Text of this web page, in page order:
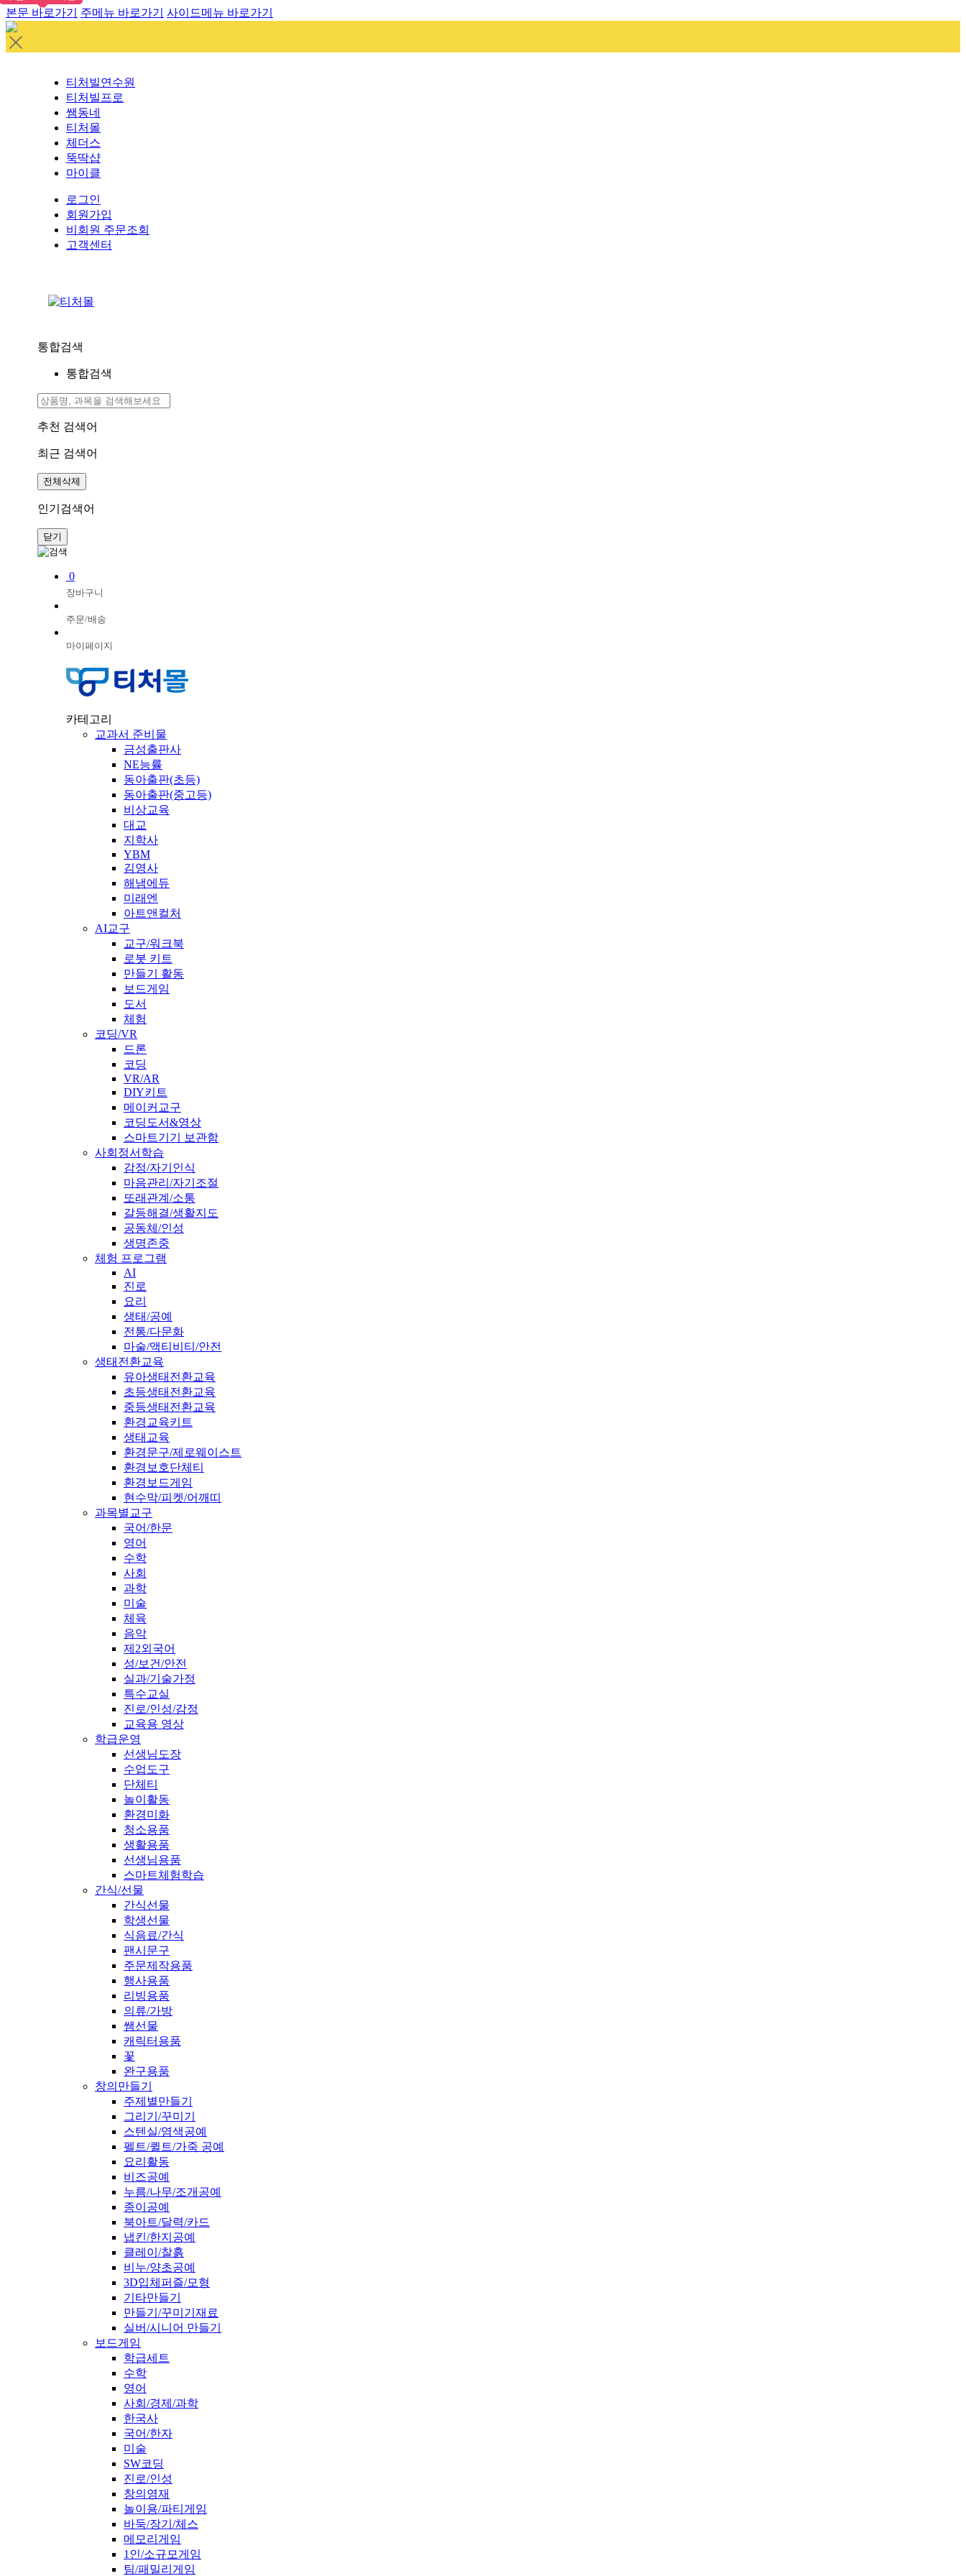
본문 바로가기 주메뉴 바로가기 사이드메뉴 바로가기
티처빌연수원
티처빌프로
쌤동네
티처몰
체더스
뚝딱샵
마이클
로그인
회원가입
비회원 주문조회
고객센터
통합검색
통합검색
추천 검색어
최근 검색어
전체삭제
인기검색어
닫기
0
장바구니
주문/배송
마이페이지
카테고리
교과서 준비물
금성출판사
NE능률
동아출판(초등)
동아출판(중고등)
비상교육
대교
지학사
YBM
김영사
해냄에듀
미래엔
아트앤컬처
AI교구
교구/워크북
로봇 키트
만들기 활동
보드게임
도서
체험
코딩/VR
드론
코딩
VR/AR
DIY키트
메이커교구
코딩도서&영상
스마트기기 보관함
사회정서학습
감정/자기인식
마음관리/자기조절
또래관계/소통
갈등해결/생활지도
공동체/인성
생명존중
체험 프로그램
AI
진로
요리
생태/공예
전통/다문화
마술/액티비티/안전
생태전환교육
유아생태전환교육
초등생태전환교육
중등생태전환교육
환경교육키트
생태교육
환경문구/제로웨이스트
환경보호단체티
환경보드게임
현수막/피켓/어깨띠
과목별교구
국어/한문
영어
수학
사회
과학
미술
체육
음악
제2외국어
성/보건/안전
실과/기술가정
특수교실
진로/인성/감정
교육용 영상
학급운영
선생님도장
수업도구
단체티
놀이활동
환경미화
청소용품
생활용품
선생님용품
스마트체험학습
간식/선물
간식선물
학생선물
식음료/간식
팬시문구
주문제작용품
행사용품
리빙용품
의류/가방
쌤선물
캐릭터용품
꽃
완구용품
창의만들기
주제별만들기
그리기/꾸미기
스텐실/염색공예
펠트/퀼트/가죽 공예
요리활동
비즈공예
누름/나무/조개공예
종이공예
북아트/달력/카드
냅킨/한지공예
클레이/찰흙
비누/양초공예
3D입체퍼즐/모형
기타만들기
만들기/꾸미기재료
실버/시니어 만들기
보드게임
학급세트
수학
영어
사회/경제/과학
한국사
국어/한자
미술
SW코딩
진로/인성
창의영재
놀이용/파티게임
바둑/장기/체스
메모리게임
1인/소규모게임
팀/패밀리게임